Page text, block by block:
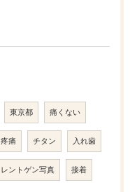
東京都 痛くない
疼痛 チタン 入れ歯
レントゲン写真 接着